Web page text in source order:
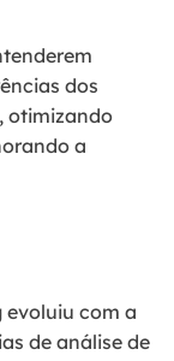
dos
otimizando
a
evoluiu com a
de análise de